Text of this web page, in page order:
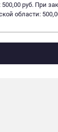
руб. При
области: